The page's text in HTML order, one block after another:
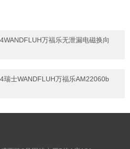
万福乐无泄漏电磁换向
瑞士WANDFLUH万福乐AM22060b